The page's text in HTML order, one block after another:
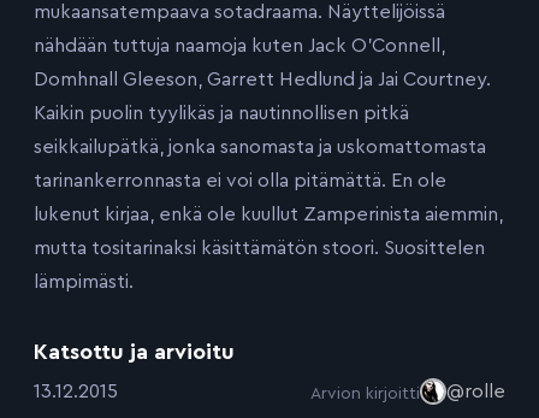
mukaansatempaava sotadraama. Näyttelijöissä
nähdään tuttuja naamoja kuten Jack O’Connell,
Domhnall Gleeson, Garrett Hedlund ja Jai Courtney.
Kaikin puolin tyylikäs ja nautinnollisen pitkä
seikkailupätkä, jonka sanomasta ja uskomattomasta
tarinankerronnasta ei voi olla pitämättä. En ole
lukenut kirjaa, enkä ole kuullut Zamperinista aiemmin,
mutta tositarinaksi käsittämätön stoori. Suosittelen
lämpimästi.
Katsottu ja arvioitu
:13.12.2015 Arvion kirjoitti @rolle